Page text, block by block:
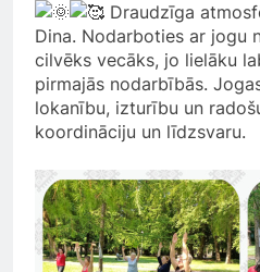
Draudzīga
Dina. Nodarboties ar jogu
cilvēks vecāks, jo lielāku
pirmajās nodarbībās.
lokanību, izturību un
koordināciju un līdzsvaru.